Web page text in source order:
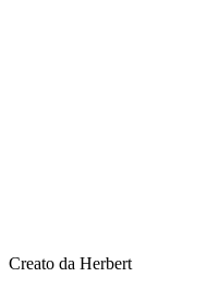
Creato da Herbert